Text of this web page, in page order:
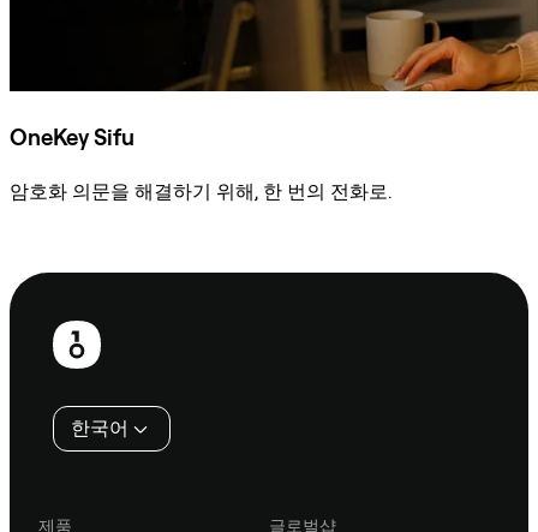
OneKey Sifu
암호화 의문을 해결하기 위해, 한 번의 전화로.
보
한국어
제품 글로벌샵